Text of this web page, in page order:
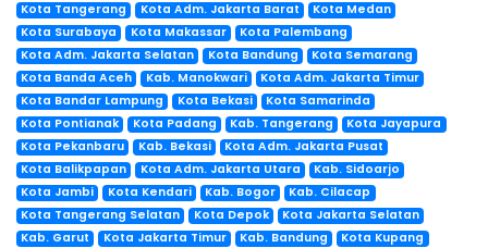
Kota Tangerang Kota Adm. Jakarta Barat
Kota Medan
Kota Surabaya
Kota Makassar
Kota Palembang
Kota Adm. Jakarta Selatan
Kota Bandung
Kota Semarang
Kota Banda Aceh
Kab. Manokwari
Kota Adm. Jakarta Timur
Kota Bandar Lampung
Kota Bekasi
Kota Samarinda
Kota Pontianak
Kota Padang Kab. Tangerang
Kota Jayapura
Kota Pekanbaru
Kab. Bekasi
Kota Adm. Jakarta Pusat
Kota Balikpapan
Kota Adm. Jakarta Utara
Kab. Sidoarjo
Kota Jambi
Kota Kendari Kab. Bogor
Kab. Cilacap
Kota Tangerang Selatan
Kota Depok
Kota Jakarta Selatan
Kab. Garut
Kota Jakarta Timur Kab. Bandung
Kota Kupang